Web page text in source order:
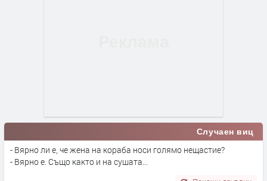
Случаен виц
- Вярно ли е, че жена на кораба носи голямо нещастие?
- Вярно е. Също както и на сушата...